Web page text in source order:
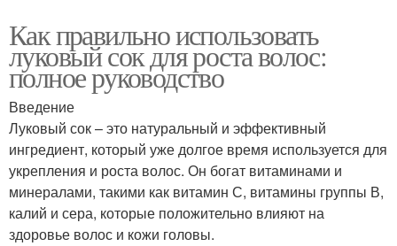
Как правильно использовать
луковый сок для роста волос:
полное руководство
Введение
Луковый сок – это натуральный и эффективный
ингредиент, который уже долгое время используется для
укрепления и роста волос. Он богат витаминами и
минералами, такими как витамин С, витамины группы В,
калий и сера, которые положительно влияют на
здоровье волос и кожи головы.